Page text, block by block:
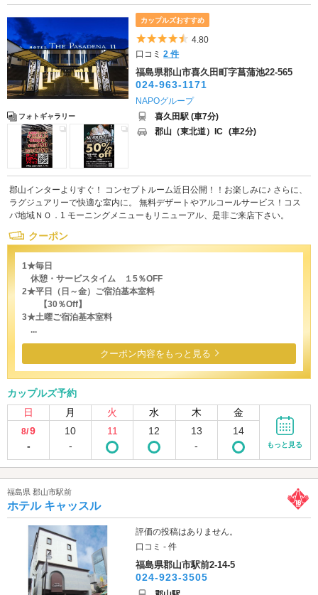
フォトギャラリー
カップルズおすすめ
5つ星のうち4.5
4.80
口コミ2 件
福島県郡山市喜久田町字菖蒲池22-565
024-963-1171
NAPOグループ
喜久田駅 (車7分)
郡山（東北道）IC (車2分)
郡山インターよりすぐ！ コンセプトルーム近日公開！！お楽しみに♪ さらに、
ラグジュアリーで快適な室内に。 無料デザートやアルコールサービス！コス
パ地域ＮＯ．1 モーニングメニューもリニューアル、是非ご来店下さい。
クーポン
1★毎日
休憩・サービスタイム １5％OFF
2★平日（日～金）ご宿泊基本室料
【30％Off】
3★土曜ご宿泊基本室料
...
クーポン内容をもっと見る
カップルズ予約
日
月 火 水 木 金
8/9
-
10
-
11 12
13
-
14
もっと見る
福島県 郡山市駅前
ホテル キャッスル
評価の投稿はありません。
口コミ - 件
福島県郡山市駅前2-14-5
024-923-3505